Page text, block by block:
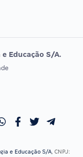
DE ORDEM
OAB
Educação S/A.
e Educação S/A, CNPJ: